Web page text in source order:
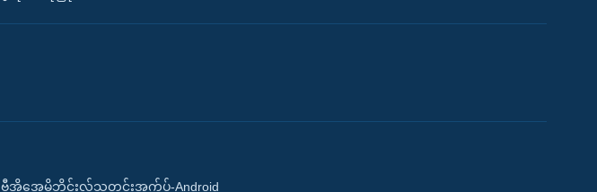
ဗွီအိုအေမိုဘိုင်းလ်သတင်းအက်ပ်-Android